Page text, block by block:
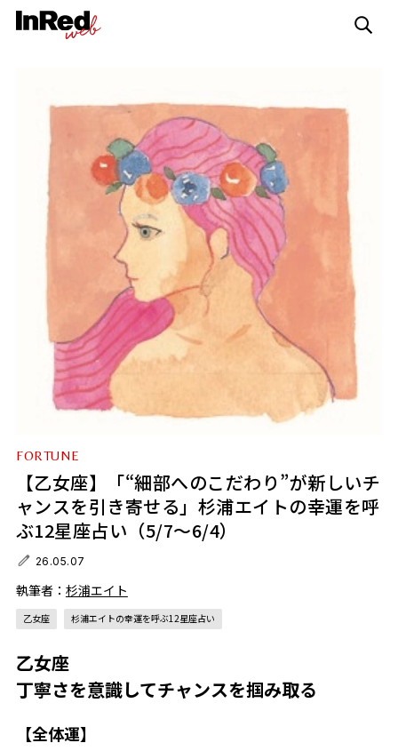
FORTUNE
【乙女座】「“細部へのこだわり”が新しいチ
ャンスを引き寄せる」杉浦エイトの幸運を呼
ぶ12星座占い（5/7～6/4）
26.05.07
執筆者： 杉浦エイト
乙女座 杉浦エイトの幸運を呼ぶ12星座占い
乙女座
丁寧さを意識してチャンスを掴み取る
【全体運】